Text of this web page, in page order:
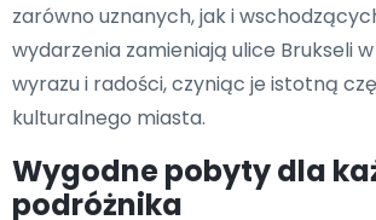
zarówno uznanych, jak i
wydarzenia zamieniają ulice Brukseli
wyrazu i radości, czyniąc je istotną
kulturalnego miasta.
Wygodne pobyty dla
podróżnika